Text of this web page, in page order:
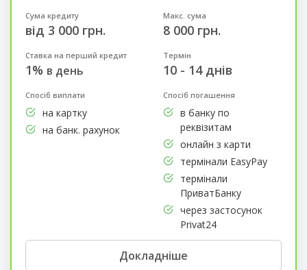
Сума кредиту
від 3 000 грн.
Макс. сума
8 000 грн.
Ставка на перший кредит
1% в день
Термін
10 - 14 днів
Спосіб виплати
на картку
на банк. рахунок
Спосіб погашення
в банку по
реквізитам
онлайн з карти
термінали EasyPay
термінали
ПриватБанку
через застосунок
Privat24
Докладніше